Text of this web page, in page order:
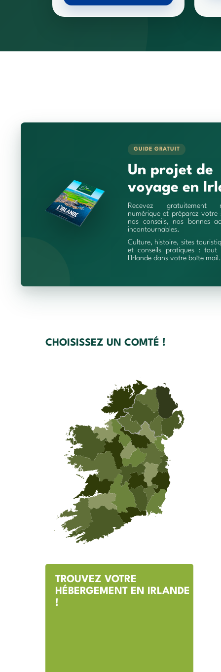
GUIDE GRATUIT
Un projet de
voyage en
Recevez gratuitement
numérique et préparez votre
nos conseils, nos bonnes
incontournables.
Culture, histoire, sites
et conseils pratiques : tout
l'Irlande dans votre boîte mail.
CHOISISSEZ UN COMTÉ !
TROUVEZ VOTRE
HÉBERGEMENT EN IRLANDE
!